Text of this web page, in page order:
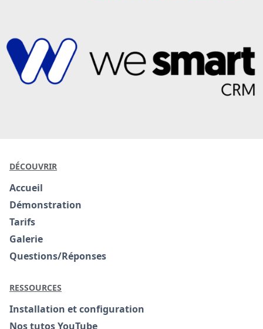
DÉCOUVRIR
Accueil
Démonstration
Tarifs
Galerie
Questions/Réponses
RESSOURCES
Installation et configuration
Nos tutos YouTube